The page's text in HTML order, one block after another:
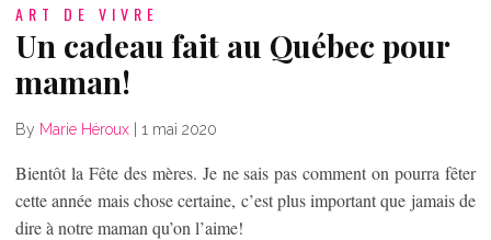
ART DE VIVRE
Un cadeau fait au Québec pour
maman!
By Marie Héroux | 1 mai 2020
Bientôt la Fête des mères. Je ne sais pas comment on pourra fêter
cette année mais chose certaine, c’est plus important que jamais de
dire à notre maman qu’on l’aime!